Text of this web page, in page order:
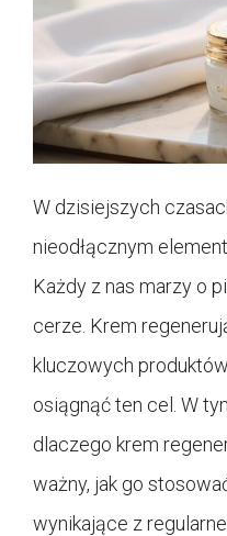
W dzisiejszych
nieodłącznym
Każdy z nas marzy o
cerze. Krem
kluczowych
osiągnąć ten cel. W
dlaczego krem
ważny, jak go
wynikające z